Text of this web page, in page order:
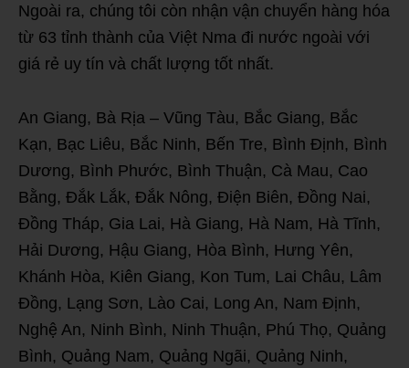
Ngoài ra, chúng tôi còn nhận vận chuyển hàng hóa
từ 63 tỉnh thành của Việt Nma đi nước ngoài với
giá rẻ uy tín và chất lượng tốt nhất.
An Giang, Bà Rịa – Vũng Tàu, Bắc Giang, Bắc
Kạn, Bạc Liêu, Bắc Ninh, Bến Tre, Bình Định, Bình
Dương, Bình Phước, Bình Thuận, Cà Mau, Cao
Bằng, Đắk Lắk, Đắk Nông, Điện Biên, Đồng Nai,
Đồng Tháp, Gia Lai, Hà Giang, Hà Nam, Hà Tĩnh,
Hải Dương, Hậu Giang, Hòa Bình, Hưng Yên,
Khánh Hòa, Kiên Giang, Kon Tum, Lai Châu, Lâm
Đồng, Lạng Sơn, Lào Cai, Long An, Nam Định,
Nghệ An, Ninh Bình, Ninh Thuận, Phú Thọ, Quảng
Bình, Quảng Nam, Quảng Ngãi, Quảng Ninh,